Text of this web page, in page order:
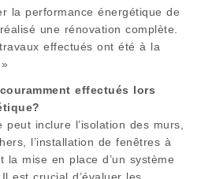
la performance énergétique de
une rénovation complète.
effectués ont été à la
effectués lors
inclure l’isolation des murs,
l’installation de fenêtres à
mise en place d’un système